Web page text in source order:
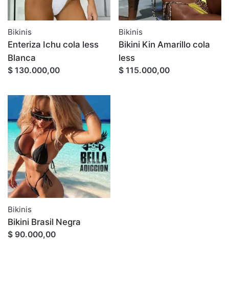
Bikinis
Enteriza Ichu cola less
Blanca
$ 130.000,00
Bikinis
Bikini Kin Amarillo cola
less
$ 115.000,00
Bikinis
Bikini Brasil Negra
$ 90.000,00